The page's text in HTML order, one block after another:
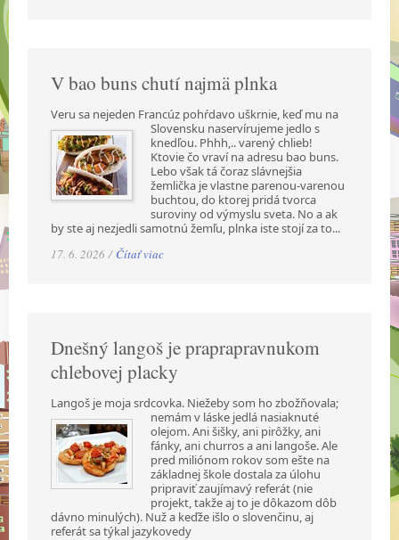
V bao buns chutí najmä plnka
Veru sa nejeden Francúz pohŕdavo uškrnie, keď mu na
Slovensku naservírujeme jedlo s
knedľou. Phhh,.. varený chlieb!
Ktovie čo vraví na adresu bao buns.
Lebo však tá čoraz slávnejšia
žemlička je vlastne parenou-varenou
buchtou, do ktorej pridá tvorca
suroviny od výmyslu sveta. No a ak
by ste aj nezjedli samotnú žemľu, plnka iste stojí za to...
17. 6. 2026 / Čítať viac
Dnešný langoš je praprapravnukom
chlebovej placky
Langoš je moja srdcovka. Niežeby som ho zbožňovala;
nemám v láske jedlá nasiaknuté
olejom. Ani šišky, ani pirôžky, ani
fánky, ani churros a ani langoše. Ale
pred miliónom rokov som ešte na
základnej škole dostala za úlohu
pripraviť zaujímavý referát (nie
projekt, takže aj to je dôkazom dôb
dávno minulých). Nuž a keďže išlo o slovenčinu, aj
referát sa týkal jazykovedy